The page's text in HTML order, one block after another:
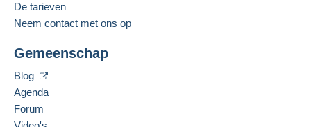
De tarieven
Neem contact met ons op
Gemeenschap
Blog
Agenda
Forum